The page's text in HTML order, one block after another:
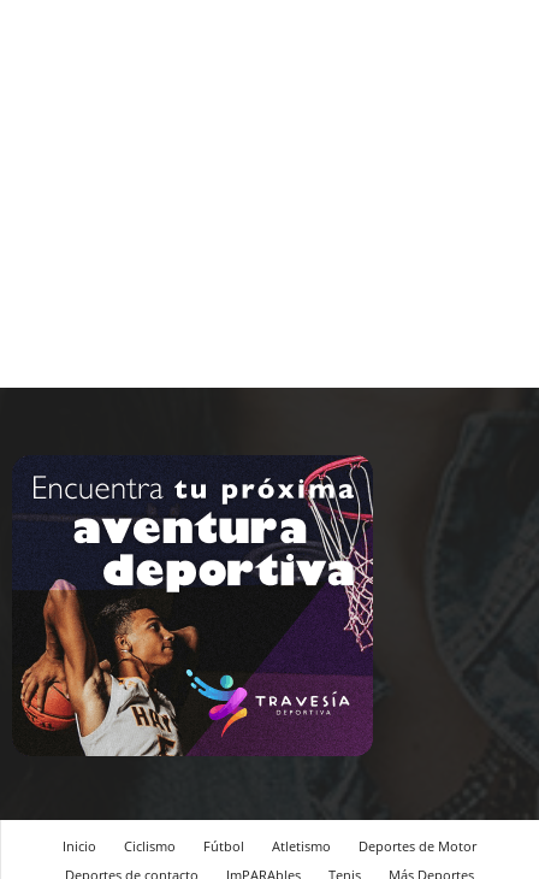
Inicio Ciclismo Fútbol Atletismo
Deportes de Motor
Deportes de contacto
ImPARAbles Tenis Más Deportes